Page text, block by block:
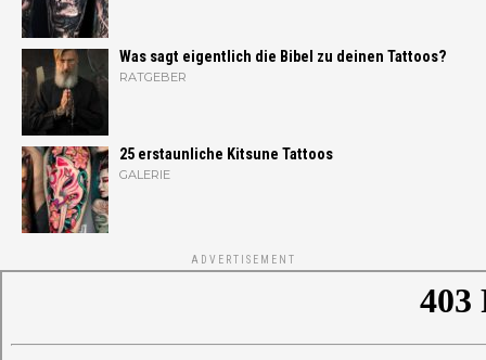
Was sagt eigentlich die Bibel zu deinen Tattoos?
RATGEBER
25 erstaunliche Kitsune Tattoos
GALERIE
ADVERTISEMENT